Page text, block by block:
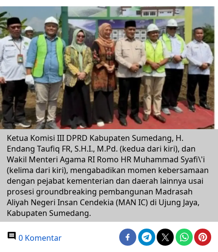
Ketua Komisi III DPRD Kabupaten Sumedang, H.
Endang Taufiq FR, S.H.I., M.Pd. (kedua dari kiri), dan
Wakil Menteri Agama RI Romo HR Muhammad Syafi\'i
(kelima dari kiri), mengabadikan momen kebersamaan
dengan pejabat kementerian dan daerah lainnya usai
prosesi groundbreaking pembangunan Madrasah
Aliyah Negeri Insan Cendekia (MAN IC) di Ujung Jaya,
Kabupaten Sumedang.
0 Komentar